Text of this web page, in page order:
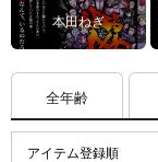
本田ねぎ
全年齢